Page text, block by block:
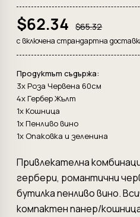
$62.34 $65.32
с включена страндартна
Продуктът съдържа:
3x Роза Червена 60см
4x Гербер Жълт
1x Кошница
1x Пенливо вино
1x Опаковка и зеленина
Привлекателна
гербери, романтични
бутилка пенливо вино.
компактен панер/